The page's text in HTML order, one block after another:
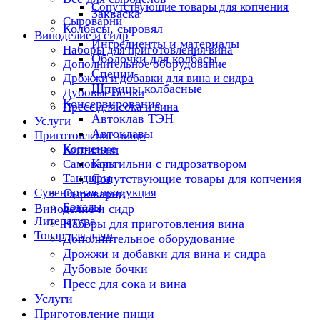
Сопутствующие товары для копчения
Сыроварни
Виноделие и сидр
Наборы для приготовления вина
Дополнительное оборудование
Дрожжи и добавки для вина и сидра
Дубовые бочки
Пресс для сока и вина
Услуги
Приготовление пищи
Коптильни
Самовары
Тандыры
Сувенирная продукция
Бокалы
Литература
Товар для дачи
Закваска
Колбасы, сыровял
Ингредиенты и материалы
Оболочки для колбасы
Специи
Шприцы колбасные
Консервирование
Автоклав ТЭН
Автоклавы
Копчение
Коптильни с гидрозатвором
Сопутствующие товары для копчения
Сыроварни
Виноделие и сидр
Наборы для приготовления вина
Дополнительное оборудование
Дрожжи и добавки для вина и сидра
Дубовые бочки
Пресс для сока и вина
Услуги
Приготовление пищи